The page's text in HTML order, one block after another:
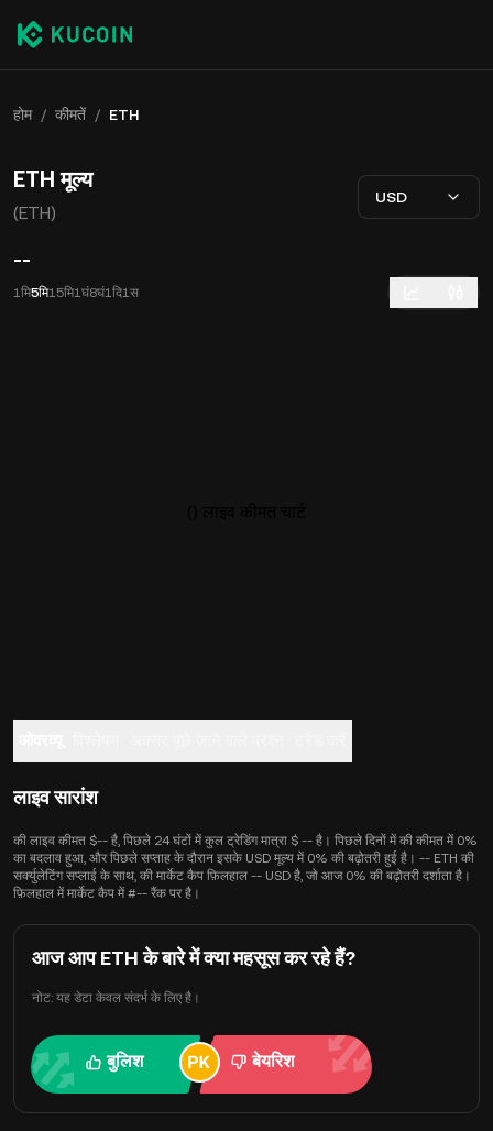
होम / कीमतें / ETH
ETH मूल्य
(ETH)
USD
--
1मि5मि15मि1घं8घं1दि1स
लाइव सारांश
की लाइव कीमत $-- है, पिछले 24 घंटों में कुल ट्रेडिंग मात्रा $ -- है। पिछले दिनों में की कीमत में 0%
का बदलाव हुआ, और पिछले सप्ताह के दौरान इसके USD मूल्य में 0% की बढ़ोतरी हुई है। -- ETH की
सर्क्युलेटिंग सप्लाई के साथ, की मार्केट कैप फ़िलहाल -- USD है, जो आज 0% की बढ़ोतरी दर्शाता है।
फ़िलहाल में मार्केट कैप में #-- रैंक पर है।
आज आप ETH के बारे में क्या महसूस कर रहे हैं?
नोट: यह डेटा केवल संदर्भ के लिए है।
बुलिश बेयरिश